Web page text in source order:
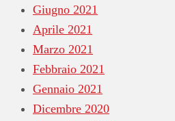
Giugno 2021
Aprile 2021
Marzo 2021
Febbraio 2021
Gennaio 2021
Dicembre 2020